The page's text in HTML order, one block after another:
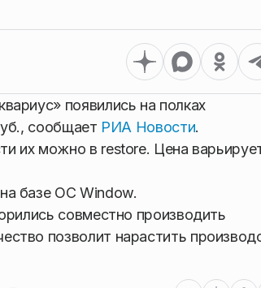
появились на полках
сообщает РИА Новости.
их можно в restore. Цена
базе ОС Window.
совместно производить
позволит нарастить